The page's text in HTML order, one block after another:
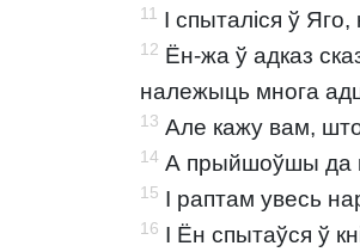
11 I спыталіся ў
12 Ён-жа ў адказ
належыць многа
13 Але кажу вам, што
14 А прыйшоўшы да
15 I раптам увесь
16 І Ён спытаўся ў